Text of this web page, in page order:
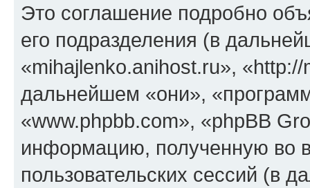
Это соглашение подробно
его подразделения (в
«mihajlenko.anihost.ru»,
дальнейшем «они»,
«www.phpbb.com», «phpBB
информацию, полученную во
пользовательских сессий (в